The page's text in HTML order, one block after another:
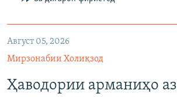
Август 05, 2026
Мирзонабии Холиқзод
Ҳаводории арманиҳо аз